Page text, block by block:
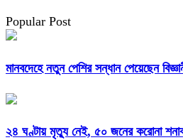
Popular Post
মানবদেহে নতুন পেশির সন্ধান পেয়েছেন
২৪ ঘণ্টায় মৃত্যু নেই, ৫০ জনের করোনা